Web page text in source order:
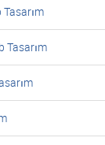
Tasarım